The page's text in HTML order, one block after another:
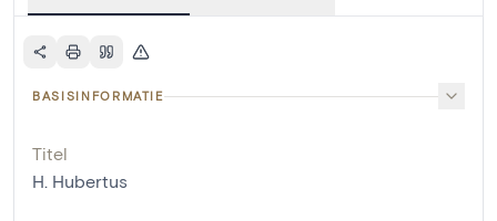
BASISINFORMATIE
Titel
H. Hubertus